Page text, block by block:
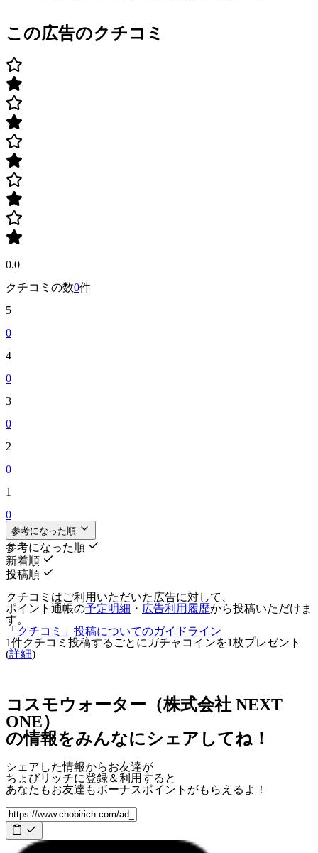
この広告のクチコミ
0.0
クチコミの数0件
5
0
4
0
3
0
2
0
1
0
参考になった順
参考になった順
新着順
投稿順
クチコミはご利用いただいた広告に対して、
ポイント通帳の予定明細 ・ 広告利用履歴から投稿いただけま
す。
「クチコミ」投稿についてのガイドライン
1件クチコミ投稿するごとに ガチャコインを1枚プレゼント
(詳細)
コスモウォーター（株式会社 NEXT
ONE）
の情報をみんなにシェアしてね！
シェアした情報からお友達が
ちょびリッチに登録＆利用すると
あなたもお友達もボーナスポイント がもらえるよ！